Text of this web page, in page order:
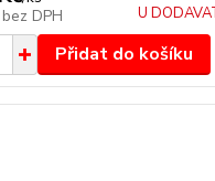
bez DPH
U
Přidat do košíku